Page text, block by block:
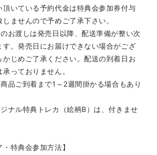
頂いている予約代金は特典会参加券付与
ませんので予めご了承下さい。
お渡しは発売日以降、配送準備が整い次
す。発売日にお届けできない場合がござ
かじめご了承ください。配送の到着日お
っておりません。
品ご到着まで1 ～ 2週間掛かる場合もあり
ナル特典トレカ（絵柄B）は、付きませ
・特典会参加方法】